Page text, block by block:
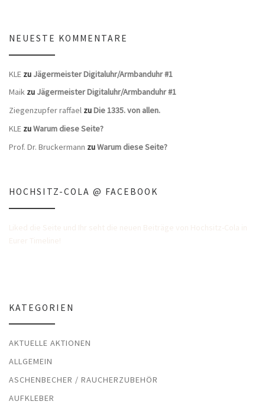
NEUESTE KOMMENTARE
KLE zu Jägermeister Digitaluhr/Armbanduhr #1
Maik zu Jägermeister Digitaluhr/Armbanduhr #1
Ziegenzupfer raffael zuDie 1335. von allen.
KLE zuWarum diese Seite?
Prof. Dr. Bruckermann zuWarum diese Seite?
HOCHSITZ-COLA @ FACEBOOK
KATEGORIEN
AKTUELLE AKTIONEN
ALLGEMEIN
ASCHENBECHER / RAUCHERZUBEHÖR
AUFKLEBER